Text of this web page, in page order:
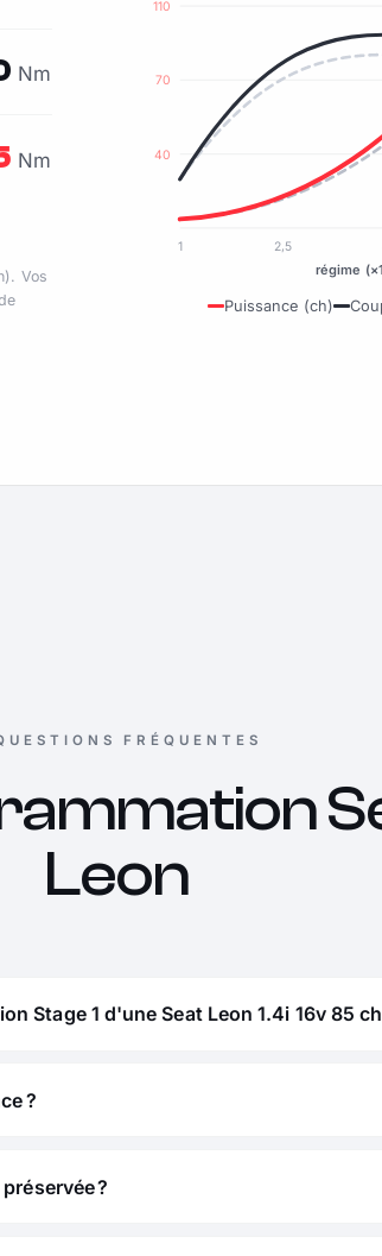
Nm
Nm
Vos
40
70
110
1 2,5
régime
Puissance (ch)
FRÉQUENTES
Leon
Stage 1 d'une Seat Leon 1.4i 16v 85 ch
?
?